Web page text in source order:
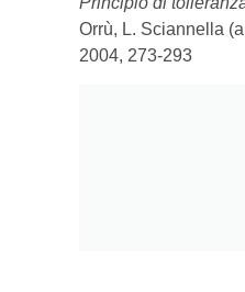
Orrù, L. Sciannella
2004, 273-293